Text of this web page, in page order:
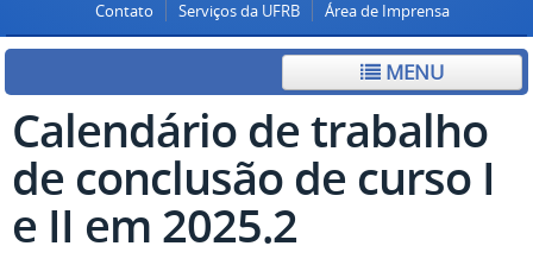
Contato Serviços da UFRB Área de Imprensa
MENU
Calendário de trabalho
de conclusão de curso I
e II em 2025.2